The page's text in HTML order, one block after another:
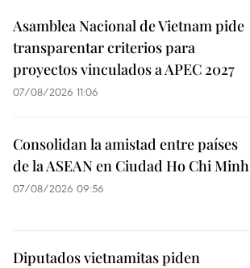
Asamblea Nacional de Vietnam pide
transparentar criterios para
proyectos vinculados a APEC 2027
07/08/2026 11:06
Consolidan la amistad entre países
de la ASEAN en Ciudad Ho Chi Minh
07/08/2026 09:56
Diputados vietnamitas piden